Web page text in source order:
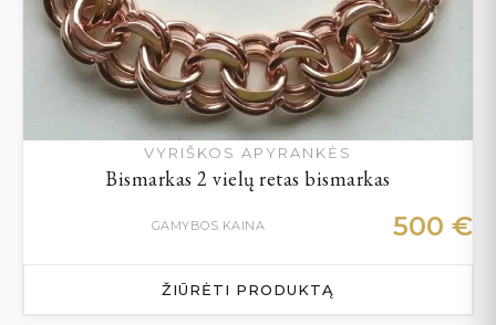
VYRIŠKOS APYRANKĖS
Bismarkas 2 vielų retas bismarkas
GAMYBOS KAINA 500 €
ŽIŪRĖTI PRODUKTĄ